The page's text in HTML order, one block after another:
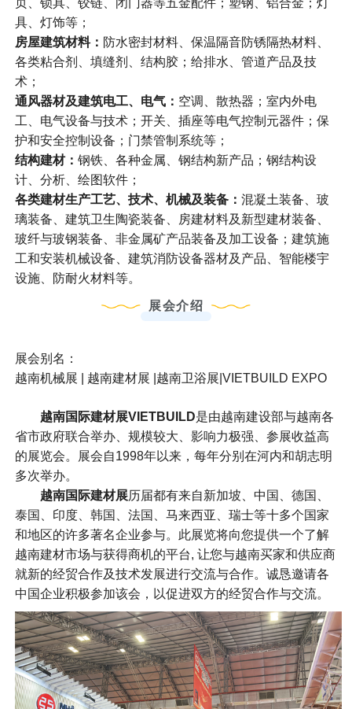
具、灯饰等；
房屋建筑材料： 防水密封材料、保温隔音防锈隔热材料、
各类粘合剂、填缝剂、结构胶；给排水、管道产品及技
术；
通风器材及建筑电工、电气： 空调、散热器；室内外电
工、电气设备与技术；开关、插座等电气控制元器件；保
护和安全控制设备；门禁管制系统等；
结构建材： 钢铁、各种金属、钢结构新产品；钢结构设
计、分析、绘图软件；
各类建材生产工艺、技术、机械及装备： 混凝土装备、玻
璃装备、建筑卫生陶瓷装备、房建材料及新型建材装备、
玻纤与玻钢装备、非金属矿产品装备及加工设备；建筑施
工和安装机械设备、建筑消防设备器材及产品、智能楼宇
设施、防耐火材料等。
展会介绍
展会别名：
越南机械展 | 越南建材展 |越南卫浴展|VIETBUILD EXPO
越南国际建材展VIETBUILD是由越南建设部与越南各
省市政府联合举办、规模较大、影响力极强、参展收益高
的展览会。展会自1998年以来，每年分别在河内和胡志明
多次举办。
越南国际建材展历届都有来自新加坡、中国、德国、
泰国、印度、韩国、法国、马来西亚、瑞士等十多个国家
和地区的许多著名企业参与。此展览将向您提供一个了解
越南建材市场与获得商机的平台, 让您与越南买家和供应商
就新的经贸合作及技术发展进行交流与合作。诚恳邀请各
中国企业积极参加该会，以促进双方的经贸合作与交流。